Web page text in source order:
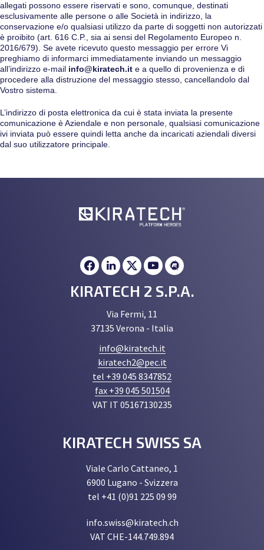
allegati possono essere riservati e sono, comunque, destinati
esclusivamente alle persone o alle Società in indirizzo, la
conservazione e/o qualsiasi utilizzo da parte di soggetti non autorizzati
è proibito (art. 616 C.P., sia ai sensi del Regolamento Europeo n.
2016/679). Se avete ricevuto questo messaggio per errore Vi
preghiamo di informarci immediatamente inviando un messaggio
all’indirizzo e-mail info@kiratech.it e a quello di provenienza e di
procedere alla distruzione del messaggio stesso, cancellandolo dal
Vostro sistema.
L’indirizzo di posta elettronica da cui è stata inviata la presente
comunicazione è Aziendale e non personale, qualsiasi comunicazione
ivi inviata può essere quindi letta anche da incaricati aziendali diversi
dal suo utilizzatore principale.
KIRATECH 2 S.P.A.
Via Fermi, 11
37135 Verona - Italia
info@kiratech.it
kiratech2@pec.it
tel +39 045 8347852
fax +39 045 501504
VAT IT 05167130235
KIRATECH SWISS SA
Viale Carlo Cattaneo, 1
6900 Lugano - Svizzera
tel +41 (0)91 225 09 99
info.swiss@kiratech.ch
VAT CHE-144.749.894